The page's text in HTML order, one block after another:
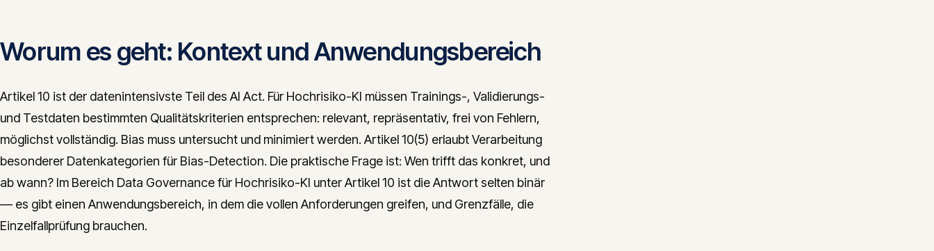
Worum es geht: Kontext und Anwendungsbereich
Artikel 10 ist der datenintensivste Teil des AI Act. Für Hochrisiko-KI müssen Trainings-, Validierungs-
und Testdaten bestimmten Qualitätskriterien entsprechen: relevant, repräsentativ, frei von Fehlern,
möglichst vollständig. Bias muss untersucht und minimiert werden. Artikel 10(5) erlaubt Verarbeitung
besonderer Datenkategorien für Bias-Detection. Die praktische Frage ist: Wen trifft das konkret, und
ab wann? Im Bereich Data Governance für Hochrisiko-KI unter Artikel 10 ist die Antwort selten binär
— es gibt einen Anwendungsbereich, in dem die vollen Anforderungen greifen, und Grenzfälle, die
Einzelfallprüfung brauchen.